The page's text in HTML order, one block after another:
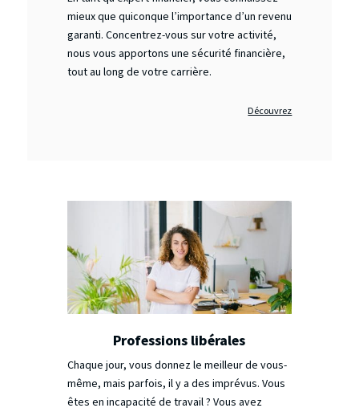
mieux que quiconque l’importance d’un revenu
garanti. Concentrez-vous sur votre activité,
nous vous apportons une sécurité financière,
tout au long de votre carrière.
Découvrez
Professions libérales
Chaque jour, vous donnez le meilleur de vous-
même, mais parfois, il y a des imprévus. Vous
êtes en incapacité de travail ? Vous avez